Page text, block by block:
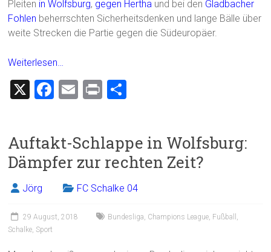
Pleiten in Wolfsburg, gegen Hertha und bei den Gladbacher
Fohlen beherrschten Sicherheitsdenken und lange Bälle über
weite Strecken die Partie gegen die Südeuropäer.
Weiterlesen…
X
F
b
o
ok
E
l
Pr
n
Auftakt-Schlappe in Wolfsburg:
Dämpfer zur rechten Zeit?
Jörg FC Schalke 04
29 August, 2018 Bundesliga, Champions League, Fußball ,
Schalke, Sport